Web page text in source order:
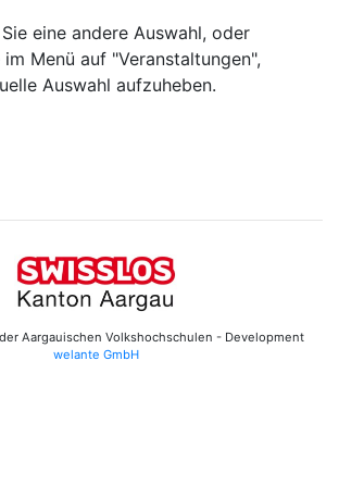
eine andere Auswahl, oder
Menü auf "Veranstaltungen",
Auswahl aufzuheben.
Aargauischen Volkshochschulen - Development
welante GmbH